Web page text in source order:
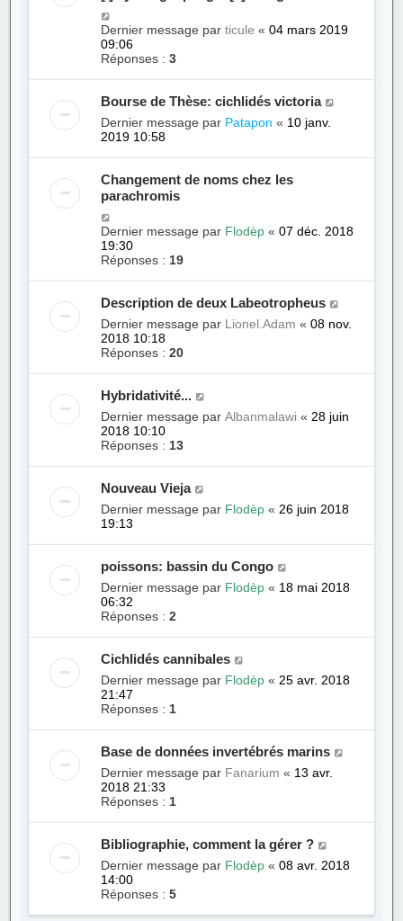
Dernier message particule «04 mars 2019
09:06
Réponses :3
Bourse de Thèse: cichlidés victoria
Dernier message par Patapon « 10 janv.
2019 10:58
Changement de noms chez les
parachromis
Dernier message par Flodèp «07 déc. 2018
19:30
Réponses : 19
Description de deux Labeotropheus
Dernier message par Lionel.Adam «08 nov.
2018 10:18
Réponses :20
Hybridativité...
Dernier message parAlbanmalawi « 28 juin
2018 10:10
Réponses : 13
Nouveau Vieja
Dernier message par Flodèp « 26 juin 2018
19:13
poissons: bassin du Congo
Dernier message par Flodèp « 18 mai 2018
06:32
Réponses :2
Cichlidés cannibales
Dernier message par Flodèp « 25 avr. 2018
21:47
Réponses : 1
Base de données invertébrés marins
Dernier message par Fanarium « 13 avr.
2018 21:33
Réponses : 1
Bibliographie, comment la gérer ?
Dernier message par Flodèp «08 avr. 2018
14:00
Réponses :5